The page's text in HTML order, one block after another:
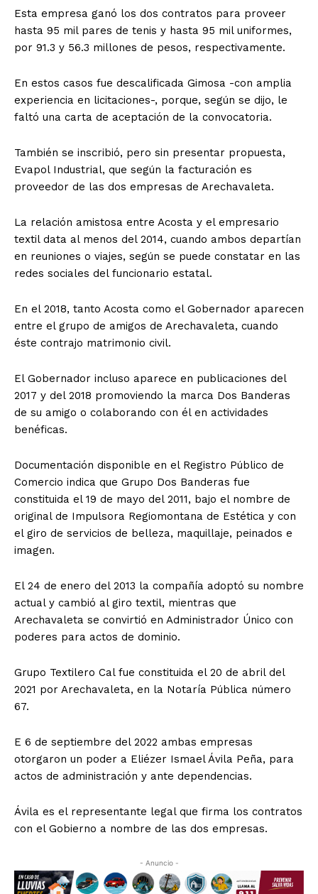
Esta empresa ganó los dos contratos para proveer
hasta 95 mil pares de tenis y hasta 95 mil uniformes,
por 91.3 y 56.3 millones de pesos, respectivamente.
En estos casos fue descalificada Gimosa -con amplia
experiencia en licitaciones-, porque, según se dijo, le
faltó una carta de aceptación de la convocatoria.
También se inscribió, pero sin presentar propuesta,
Evapol Industrial, que según la facturación es
proveedor de las dos empresas de Arechavaleta.
La relación amistosa entre Acosta y el empresario
textil data al menos del 2014, cuando ambos departían
en reuniones o viajes, según se puede constatar en las
redes sociales del funcionario estatal.
En el 2018, tanto Acosta como el Gobernador aparecen
entre el grupo de amigos de Arechavaleta, cuando
éste contrajo matrimonio civil.
El Gobernador incluso aparece en publicaciones del
2017 y del 2018 promoviendo la marca Dos Banderas
de su amigo o colaborando con él en actividades
benéficas.
Documentación disponible en el Registro Público de
Comercio indica que Grupo Dos Banderas fue
constituida el 19 de mayo del 2011, bajo el nombre de
original de Impulsora Regiomontana de Estética y con
el giro de servicios de belleza, maquillaje, peinados e
imagen.
El 24 de enero del 2013 la compañía adoptó su nombre
actual y cambió al giro textil, mientras que
Arechavaleta se convirtió en Administrador Único con
poderes para actos de dominio.
Grupo Textilero Cal fue constituida el 20 de abril del
2021 por Arechavaleta, en la Notaría Pública número
67.
E 6 de septiembre del 2022 ambas empresas
otorgaron un poder a Eliézer Ismael Ávila Peña, para
actos de administración y ante dependencias.
Ávila es el representante legal que firma los contratos
con el Gobierno a nombre de las dos empresas.
- Anuncio -